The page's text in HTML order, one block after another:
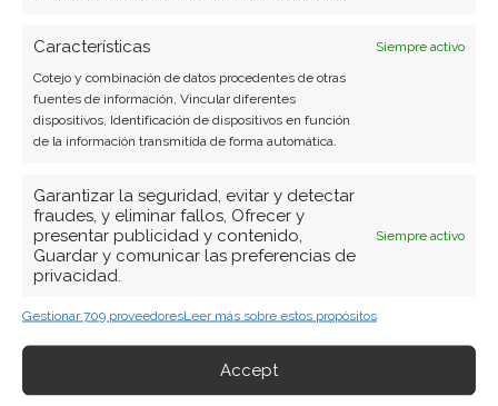
Características
Siempre activo
Cotejo y combinación de datos procedentes de otras
fuentes de información, Vincular diferentes
dispositivos, Identificación de dispositivos en función
de la información transmitida de forma automática.
Garantizar la seguridad, evitar y detectar
fraudes, y eliminar fallos, Ofrecer y
presentar publicidad y contenido,
Guardar y comunicar las preferencias de
privacidad.
Siempre activo
Gestionar 709 proveedoresLeer más sobre estos propósitos
Accept
Facebook
LinkedIn
Copiar enlace
SOBRE EL AUTOR